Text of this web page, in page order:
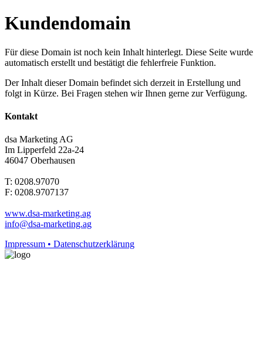
Kundendomain
Für diese Domain ist noch kein Inhalt hinterlegt. Diese Seite wurde
automatisch erstellt und bestätigt die fehlerfreie Funktion.
Der Inhalt dieser Domain befindet sich derzeit in Erstellung und
folgt in Kürze. Bei Fragen stehen wir Ihnen gerne zur Verfügung.
Kontakt
dsa Marketing AG
Im Lipperfeld 22a-24
46047 Oberhausen
T: 0208.97070
F: 0208.9707137
www.dsa-marketing.ag
info@dsa-marketing.ag
Impressum • Datenschutzerklärung